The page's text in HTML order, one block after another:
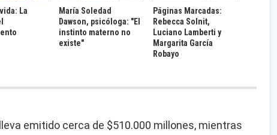
La
María Soledad
Dawson, psicóloga: "El
instinto materno no
existe"
Páginas Marcadas:
Rebecca Solnit,
Luciano Lamberti y
Margarita García
Robayo
emitido cerca de $510.000 millones, mientras